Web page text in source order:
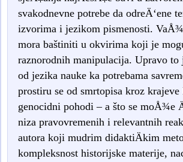
svakodnevne potrebe da odreÄ‘ene
izvorima i jezikom pismenosti.
mora baštiniti u okvirima koji je
raznorodnih manipulacija. Upravo
od jezika nauke ka potrebama
prostiru se od smrtopisa kroz
genocidni pohodi – a što se moÅ¾e
niza pravovremenih i relevantnih
autora koji mudrim didaktiÄkim
kompleksnost historijske materije,